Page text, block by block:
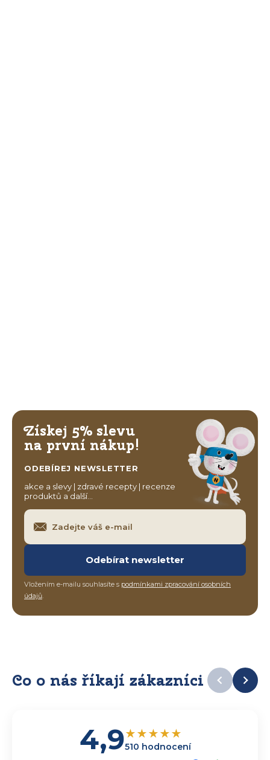
Získej 5% slevu
na první nákup!
ODEBÍREJ NEWSLETTER
akce a slevy | zdravé recepty | recenze
produktů a další…
Odebírat newsletter
Vložením e-mailu souhlasíte s podmínkami zpracování osobních
údajů.
Co o nás říkají zákazníci
4,9★★★★★
510 hodnocení